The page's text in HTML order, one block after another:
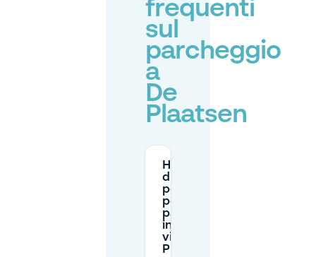
frequenti
sul
parcheggio
a
De
Plaatsen
Ho bisogno
di un
permesso
per il
parcheggio
in strada
vicino a De
Plaatsen?